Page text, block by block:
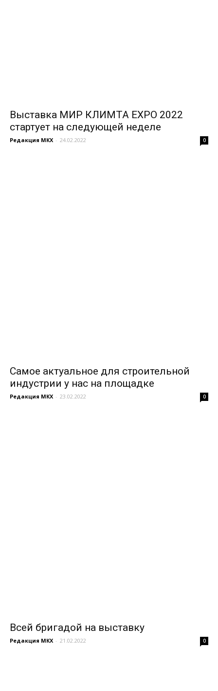
Выставка МИР КЛИМТА EXPO 2022
стартует на следующей неделе
Редакция МКХ - 24.02.2022 0
Самое актуальное для строительной
индустрии у нас на площадке
Редакция МКХ - 23.02.2022 0
Всей бригадой на выставку
Редакция МКХ - 21.02.2022 0